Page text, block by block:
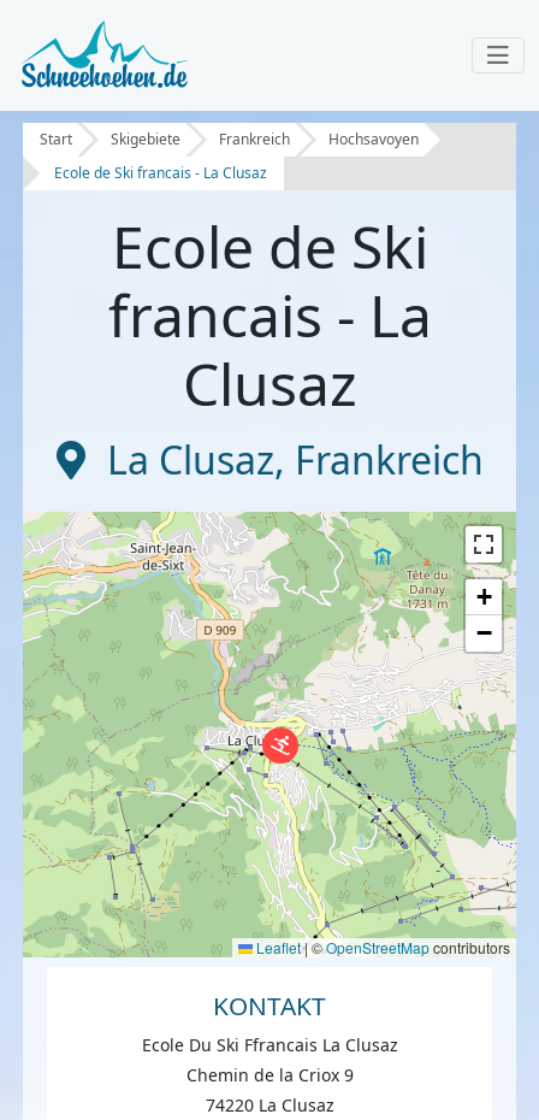
Start Skigebiete Frankreich
Hochsavoyen
Ecole de Ski francais - La Clusaz
Ecole de Ski
francais - La
Clusaz
La Clusaz, Frankreich
+
−
Leaflet|©OpenStreetMapcontributors
KONTAKT
Ecole Du Ski Ffrancais La Clusaz
Chemin de la Criox 9
74220 La Clusaz